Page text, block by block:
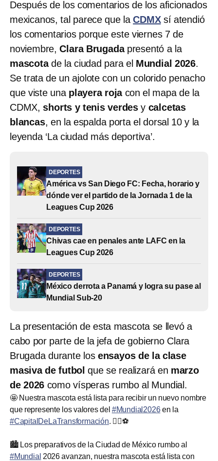
Después de los comentarios de los aficionados
mexicanos, tal parece que laCDMXsí atendió
los comentarios porque este viernes 7 de
noviembre,Clara Brugadapresentó a la
mascotade la ciudad para el Mundial 2026.
Se trata de un ajolote con un colorido penacho
que viste unaplayera roja con el mapa de la
CDMX, shorts y tenis verdes y calcetas
blancas, en la espalda porta el dorsal 10 y la
leyenda ‘La ciudad más deportiva’.
DEPORTES
América vs San Diego FC: Fecha, horario y
dónde ver el partido de la Jornada 1 de la
Leagues Cup 2026
DEPORTES
Chivas cae en penales ante LAFC en la
Leagues Cup 2026
DEPORTES
México derrota a Panamá y logra su pase al
Mundial Sub-20
La presentación de esta mascota se llevó a
cabo por parte de la jefa de gobierno Clara
Brugada durante losensayos de la clase
masiva de futbol que se realizará en marzo
de 2026 como vísperas rumbo al Mundial.
🤩 Nuestra mascota está lista para recibir un nuevo nombre
que represente los valores del #Mundial2026en la
#CapitalDeLaTransformación. ❤️‍🔥⚽
🏙️ Los preparativos de la Ciudad de México rumbo al
#Mundial 2026 avanzan, nuestra mascota está lista con